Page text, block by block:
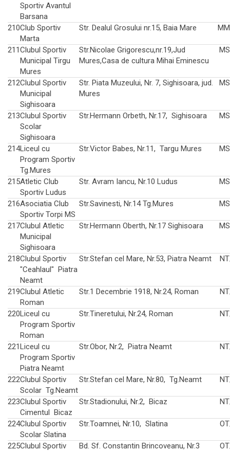
Sportiv Avantul
Barsana
210Club Sportiv
Marta
Str. Dealul Grosului nr.15, Baia Mare
211Clubul Sportiv
Municipal Tirgu
Mures
Str.Nicolae Grigorescu,nr.19,Jud
Mures,Casa de cultura Mihai Eminescu
212Clubul Sportiv
Municipal
Sighisoara
Str. Piata Muzeului, Nr. 7, Sighisoara, jud.
Mures
213Clubul Sportiv
Scolar
Sighisoara
Str.Hermann Orbeth, Nr.17, Sighisoara
214Liceul cu
Program Sportiv
Tg.Mures
Str.Victor Babes, Nr.11, Targu Mures
215Atletic Club
Sportiv Ludus
Str. Avram Iancu, Nr.10 Ludus
216Asociatia Club
Sportiv Torpi MS
Str.Savinesti, Nr.14 Tg.Mures
217Clubul Atletic
Municipal
Sighisoara
Str.Hermann Oberth, Nr.17 Sighisoara
218Clubul Sportiv
"Ceahlaul" Piatra
Neamt
Str.Stefan cel Mare, Nr.53, Piatra Neamt
219Clubul Atletic
Roman
Str.1 Decembrie 1918, Nr.24, Roman
220Liceul cu
Program Sportiv
Roman
Str.Tineretului, Nr.24, Roman
221Liceul cu
Program Sportiv
Piatra Neamt
Str.Obor, Nr.2, Piatra Neamt
222Clubul Sportiv
Scolar Tg.Neamt
Str.Stefan cel Mare, Nr.80, Tg.Neamt
223Clubul Sportiv
Cimentul Bicaz
Str.Stadionului, Nr.2, Bicaz
224Clubul Sportiv
Scolar Slatina
Str.Toamnei, Nr.10, Slatina
225Clubul Sportiv
Bd. Sf. Constantin Brincoveanu, Nr.3